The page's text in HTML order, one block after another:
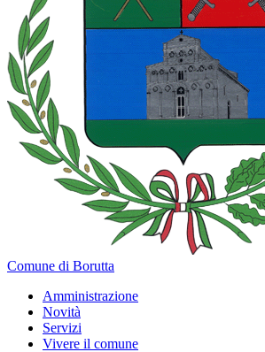
Comune di Borutta
Amministrazione
Novità
Servizi
Vivere il comune